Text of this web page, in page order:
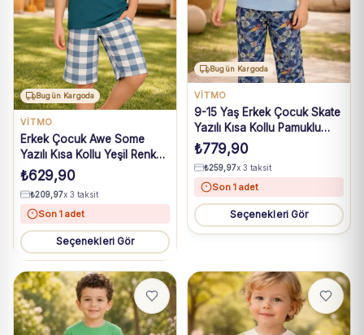
Bugün Kargoda
VİTMO
Erkek Çocuk Awe Some
Yazılı Kısa Kollu Yeşil Renk
Pijama Takımı
₺629,90
₺209,97x 3 taksit
Son 1 adet
Seçenekleri Gör
Bugün Kargoda
VİTMO
9-15 Yaş Erkek Çocuk Skate
Yazılı Kısa Kollu Pamuklu
Mavi Pijama Takımı
₺779,90
₺259,97x 3 taksit
Son 1 adet
Seçenekleri Gör